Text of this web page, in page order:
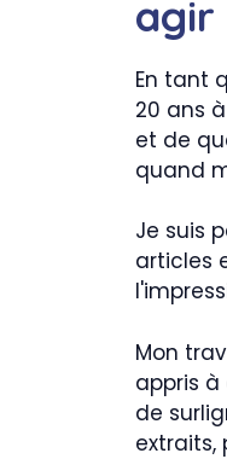
agir
En tant
20 ans
et de
quand
Je suis
articles
Mon
appris
de
extraits,